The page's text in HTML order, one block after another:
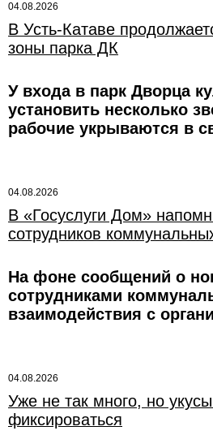
04.08.2026
В Усть-Катаве
зоны парка ДК
У входа в парк Дворца
установить несколько
рабочие укрываются в
04.08.2026
В «Госуслуги Дом»
сотрудников
На фоне сообщений о
сотрудниками
взаимодействия с
04.08.2026
Уже не так много, но
фиксироваться